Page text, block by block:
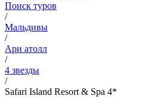
Поиск туров
/
Мальдивы
/
Ари атолл
/
4 звезды
/
Safari Island Resort & Spa 4*